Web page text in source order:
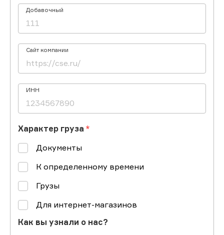
Добавочный
Сайт компании
ИНН
Характер груза
Документы
К определенному времени
Грузы
Для интернет-магазинов
Как вы узнали о нас?